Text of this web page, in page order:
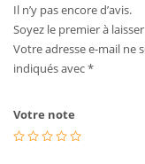
Il n’y pas encore d’avis.
Soyez le premier à
Votre adresse e-mail ne
indiqués avec*
Votre note